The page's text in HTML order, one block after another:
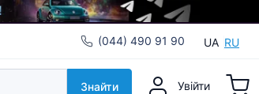
(044) 490 91 90 UA RU
Знайти Увійти